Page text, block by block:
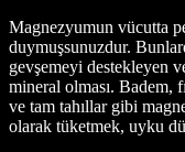
Magnezyumun vücutta
duymuşsunuzdur.
gevşemeyi destekleyen
mineral olması. Badem,
ve tam tahıllar gibi
olarak tüketmek, uyku